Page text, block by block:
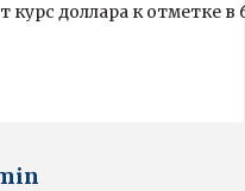
доллара к отметке в